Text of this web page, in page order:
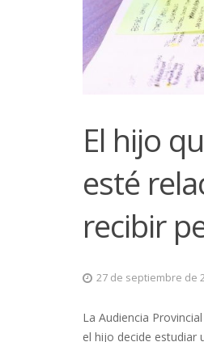
El hijo
esté
recibir
27 de septiembre de
La Audiencia
el hijo decide estudiar